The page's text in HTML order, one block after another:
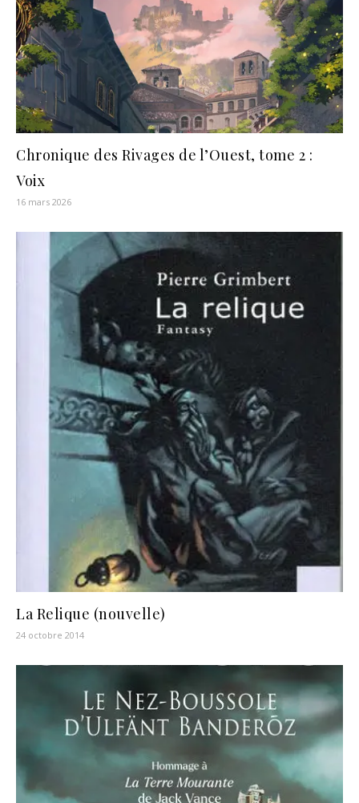
Chronique des Rivages de l’Ouest, tome 2 :
Voix
16 mars 2026
La Relique (nouvelle)
24 octobre 2014